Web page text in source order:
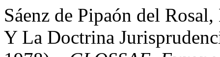
Sáenz de Pipaón del
Y La Doctrina